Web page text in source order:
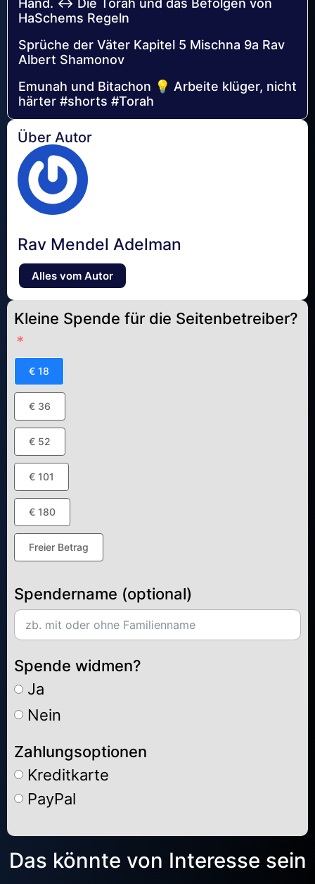
Hand. ↔️ Die Torah und das Befolgen von
HaSchems Regeln
Sprüche der Väter Kapitel 5 Mischna 9a Rav
Albert Shamonov
Emunah und Bitachon 💡 Arbeite klüger, nicht
härter #shorts #Torah
Über Autor
Rav Mendel Adelman
Alles vom Autor
Kleine Spende für die Seitenbetreiber?
€ 18
€ 36
€ 52
€ 101
€ 180
Freier Betrag
Spendername (optional)
Spende widmen?
Ja
Nein
Zahlungsoptionen
Kreditkarte
PayPal
Alternative:
Das könnte von Interesse sein